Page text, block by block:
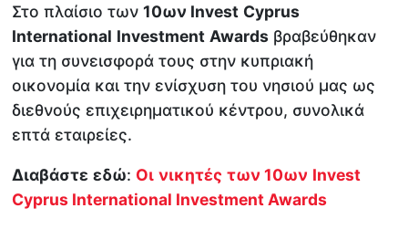
Στο πλαίσιο των10ων Ιnvest Cyprus
International Investment Awards βραβεύθηκαν
για τη συνεισφορά τους στην κυπριακή
οικονομία και την ενίσχυση του νησιού μας ως
διεθνούς επιχειρηματικού κέντρου, συνολικά
επτά εταιρείες.
Διαβάστε εδώ: Οι νικητές των 10ων Ιnvest
Cyprus International Investment Awards